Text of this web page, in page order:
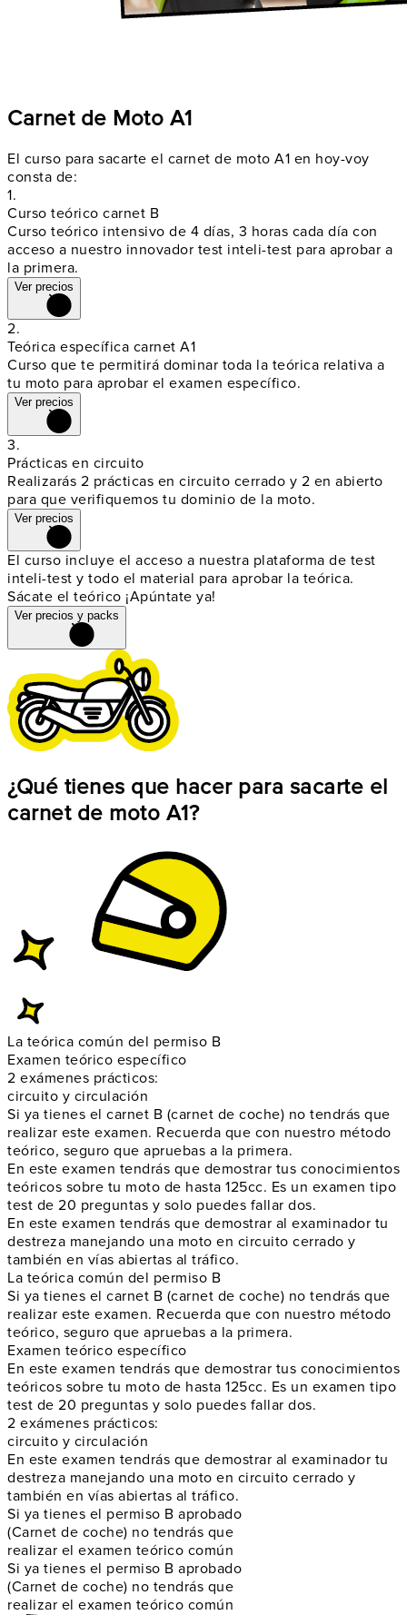
Carnet de Moto A1
El curso para sacarte el carnet de moto A1 en hoy-voy
consta de:
1.
Curso teórico carnet B
Curso teórico intensivo de 4 días, 3 horas cada día con
acceso a nuestro innovador test inteli-test para aprobar a
la primera.
Ver precios
2.
Teórica específica carnet A1
Curso que te permitirá dominar toda la teórica relativa a
tu moto para aprobar el examen específico.
Ver precios
3.
Prácticas en circuito
Realizarás 2 prácticas en circuito cerrado y 2 en abierto
para que verifiquemos tu dominio de la moto.
Ver precios
El curso incluye el acceso a nuestra plataforma de test
inteli-test y todo el material para aprobar la teórica.
Sácate el teórico ¡Apúntate ya!
Ver precios y packs
¿Qué tienes que hacer para sacarte el
carnet de moto A1?
La teórica común del permiso B
Examen teórico específico
2 exámenes prácticos:
circuito y circulación
Si ya tienes el carnet B (carnet de coche) no tendrás que
realizar este examen. Recuerda que con nuestro método
teórico, seguro que apruebas a la primera.
En este examen tendrás que demostrar tus conocimientos
teóricos sobre tu moto de hasta 125cc. Es un examen tipo
test de 20 preguntas y solo puedes fallar dos.
En este examen tendrás que demostrar al examinador tu
destreza manejando una moto en circuito cerrado y
también en vías abiertas al tráfico.
La teórica común del permiso B
Si ya tienes el carnet B (carnet de coche) no tendrás que
realizar este examen. Recuerda que con nuestro método
teórico, seguro que apruebas a la primera.
Examen teórico específico
En este examen tendrás que demostrar tus conocimientos
teóricos sobre tu moto de hasta 125cc. Es un examen tipo
test de 20 preguntas y solo puedes fallar dos.
2 exámenes prácticos:
circuito y circulación
En este examen tendrás que demostrar al examinador tu
destreza manejando una moto en circuito cerrado y
también en vías abiertas al tráfico.
Si ya tienes el permiso B aprobado
(Carnet de coche) no tendrás que
realizar el examen teórico común
Si ya tienes el permiso B aprobado
(Carnet de coche) no tendrás que
realizar el examen teórico común